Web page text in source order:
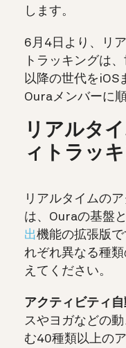
します。
6月4日より、リ
トラッキングは
以降の世代を
Ouraメンバーに
リアルタ
ィトラッ
リアルタイムの
は、Ouraの基盤
出機能の拡張版
れぞれ異なる種
えてください。
アクティビティ
スやヨガなどの
む40種類以上の